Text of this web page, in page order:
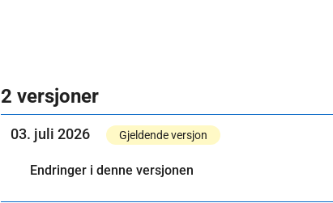
2 versjoner
03. juli 2026 Gjeldende versjon
Endringer i denne versjonen